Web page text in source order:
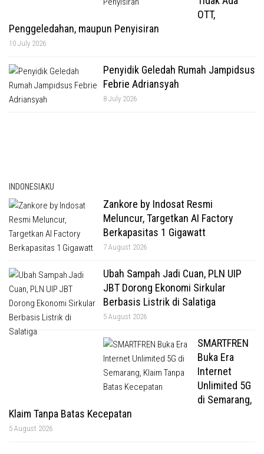
OTT,
Penggeledahan, maupun Penyisiran
10 July 2026
Penyidik Geledah Rumah Jampidsus
Febrie Adriansyah
8 July 2026
INDONESIAKU
Zankore by Indosat Resmi
Meluncur, Targetkan AI Factory
Berkapasitas 1 Gigawatt
7 August 2026
Ubah Sampah Jadi Cuan, PLN UIP
JBT Dorong Ekonomi Sirkular
Berbasis Listrik di Salatiga
5 August 2026
SMARTFREN
Buka Era
Internet
Unlimited 5G
di Semarang,
Klaim Tanpa Batas Kecepatan
5 August 2026